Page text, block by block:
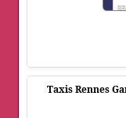
Taxis Rennes